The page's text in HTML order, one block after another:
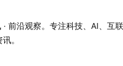
· 前沿观察。专注科技、AI、互
。